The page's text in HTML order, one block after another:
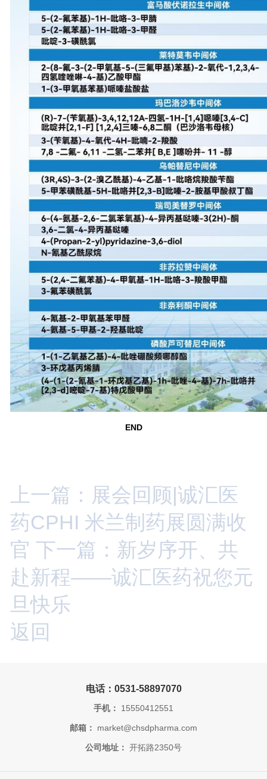
END
上一篇：展会回顾|诚汇医
药CPHI 米兰制药展圆满收
官 下一篇：新岁序开、共
赴新程——诚汇医药祝您元
旦快乐
返回
电话：0531-58897070
手机： 15550412551
邮箱： market@chsdpharma.com
公司地址： 开拓路2350号